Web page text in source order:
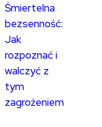
Śmiertelna
bezsenność:
Jak
rozpoznać i
walczyć z
tym
zagrożeniem